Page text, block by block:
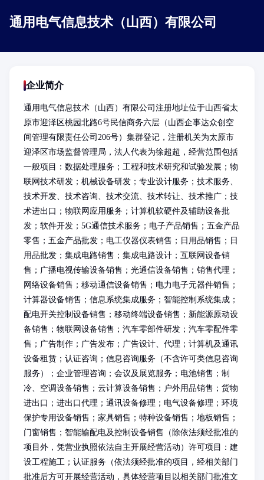
通用电气信息技术（山西）有限公司
企业简介
通用电气信息技术（山西）有限公司注册地址位于山西省太
原市迎泽区桃园北路6号民信商务六层（山西企事达众创空
间管理有限责任公司206号）集群登记，注册机关为太原市
迎泽区市场监督管理局，法人代表为徐超超，经营范围包括
一般项目：数据处理服务；工程和技术研究和试验发展；物
联网技术研发；机械设备研发；专业设计服务；技术服务、
技术开发、技术咨询、技术交流、技术转让、技术推广；技
术进出口；物联网应用服务；计算机软硬件及辅助设备批
发；软件开发；5G通信技术服务；电子产品销售；五金产品
零售；五金产品批发；电工仪器仪表销售；日用品销售；日
用品批发；集成电路销售；集成电路设计；互联网设备销
售；广播电视传输设备销售；光通信设备销售；销售代理；
网络设备销售；移动通信设备销售；电力电子元器件销售；
计算器设备销售；信息系统集成服务；智能控制系统集成；
配电开关控制设备销售；移动终端设备销售；新能源原动设
备销售；物联网设备销售；汽车零部件研发；汽车零配件零
售；广告制作；广告发布；广告设计、代理；计算机及通讯
设备租赁；认证咨询；信息咨询服务（不含许可类信息咨询
服务）；企业管理咨询；会议及展览服务；电池销售；制
冷、空调设备销售；云计算设备销售；户外用品销售；货物
进出口；进出口代理；通讯设备修理；电气设备修理；环境
保护专用设备销售；家具销售；特种设备销售；地板销售；
门窗销售；智能输配电及控制设备销售（除依法须经批准的
项目外，凭营业执照依法自主开展经营活动）许可项目：建
设工程施工；认证服务（依法须经批准的项目，经相关部门
批准后方可开展经营活动，具体经营项目以相关部门批准文